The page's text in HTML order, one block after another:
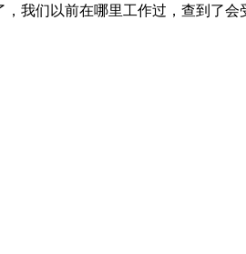
我们以前在哪里工作过，查到了